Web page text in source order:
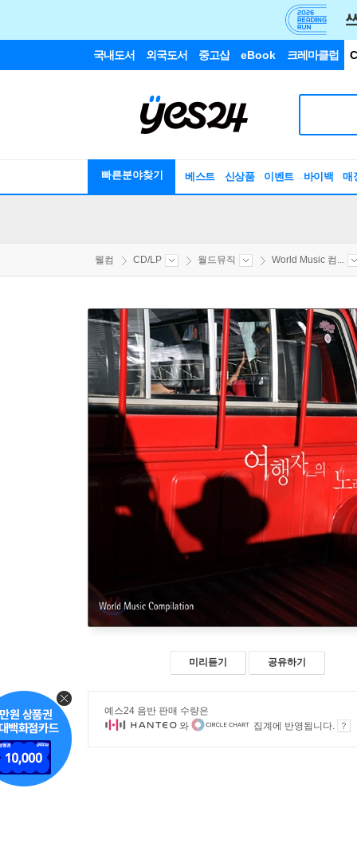
국내도서 외국도서 중고샵 eBook 크레마클럽
빠른분야찾기 베스트 신상품 이벤트 바이백 매
웰컴 CD/LP 월드뮤직 World Music 컴...
미리듣기 공유하기
예스24 음반 판매 수량은
와
집계에 반영됩니다.